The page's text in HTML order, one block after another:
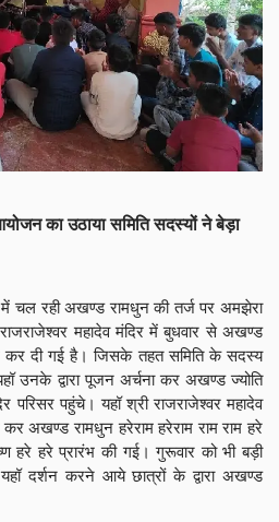
का उठाया समिति सदस्यों ने बेड़ा
रही अखण्ड रामधुन की तर्ज पर अमझेरा
महादेव मंदिर में बुधवार से अखण्ड
कर दी गई है। जिसके तहत समिति के सदस्य
उनके द्वारा पूजन अर्चना कर अखण्ड ज्योति
परिसर पहुंचे। यहॉ श्री राजराजेश्वर महादेव
अखण्ड रामधुन हरेराम हरेराम राम राम हरे
हरे हरे प्रारंभ की गई। गुरूवार को भी बड़ी
दर्शन करने आये छात्रों के द्वारा अखण्ड